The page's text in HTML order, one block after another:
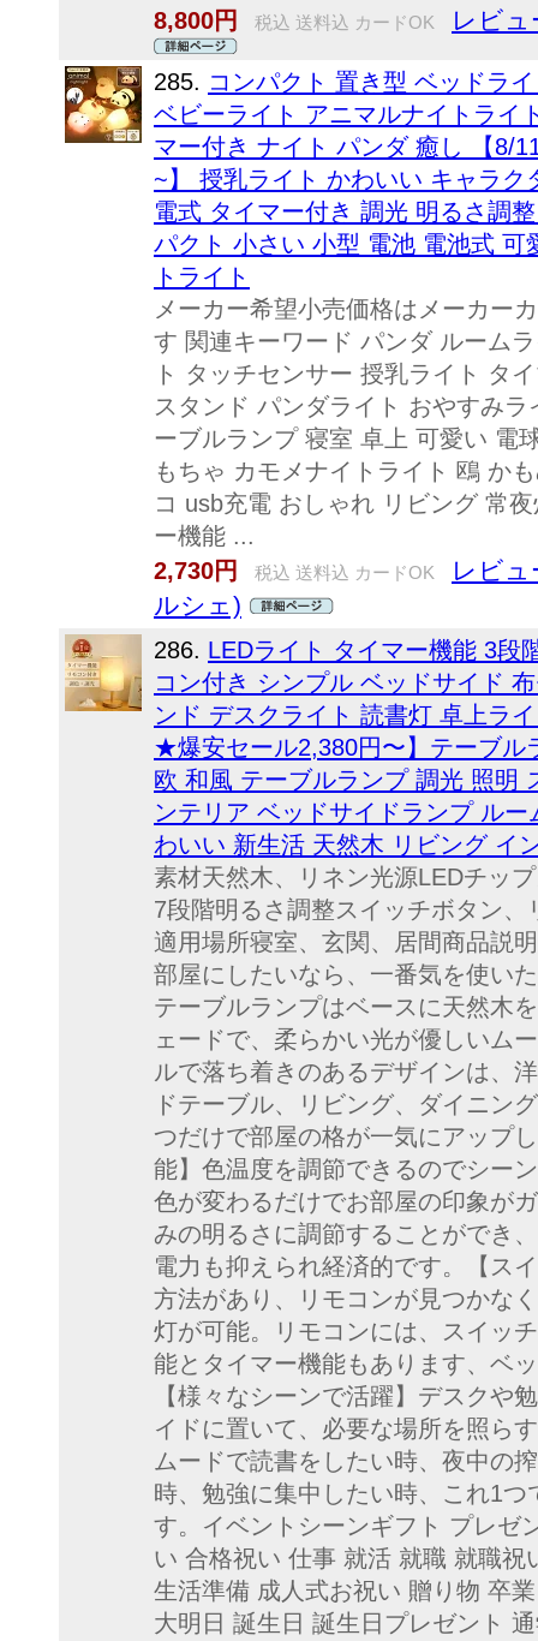
8,800円
税込 送料込 カードOK レビュ
285. コンパクト 置き型 ベッドラ
ベビーライト アニマルナイトライ
マー付き ナイト パンダ 癒し 【8/
~】 授乳ライト かわいい キャラ
電式 タイマー付き 調光 明るさ調
パクト 小さい 小型 電池 電池式
トライト
メーカー希望小売価格はメーカー
す 関連キーワード パンダ ルーム
ト タッチセンサー 授乳ライト タ
スタンド パンダライト おやすみ
ーブルランプ 寝室 卓上 可愛い 電
もちゃ カモメナイトライト 鴎 か
コ usb充電 おしゃれ リビング 常
ー機能 ...
2,730円
税込 送料込 カードOK
レビュ
ルシェ)
286. LEDライト タイマー機能 3段
コン付き シンプル ベッドサイド
ンド デスクライト 読書灯 卓上ラ
★爆安セール2,380円〜】テーブル
欧 和風 テーブルランプ 調光 照明
ンテリア ベッドサイドランプ ル
わいい 新生活 天然木 リビング イ
素材天然木、リネン光源LEDチッ
7段階明るさ調整スイッチボタン
適用場所寝室、玄関、居間商品説
部屋にしたいなら、一番気を使い
テーブルランプはベースに天然木
ェードで、柔らかい光が優しいム
ルで落ち着きのあるデザインは、
ドテーブル、リビング、ダイニン
つだけで部屋の格が一気にアップ
能】色温度を調節できるのでシー
色が変わるだけでお部屋の印象が
みの明るさに調節することができ
電力も抑えられ経済的です。【ス
方法があり、リモコンが見つかな
灯が可能。リモコンには、スイッ
能とタイマー機能もあります、ベ
【様々なシーンで活躍】デスクや
イドに置いて、必要な場所を照ら
ムードで読書をしたい時、夜中の
時、勉強に集中したい時、これ1
す。イベントシーンギフト プレゼ
い 合格祝い 仕事 就活 就職 就職
生活準備 成人式お祝い 贈り物 卒
大明日 誕生日 誕生日プレゼント